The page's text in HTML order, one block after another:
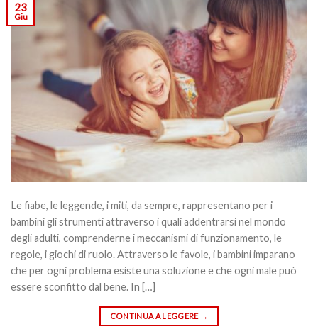
23
Giu
Le fiabe, le leggende, i miti, da sempre, rappresentano per i
bambini gli strumenti attraverso i quali addentrarsi nel mondo
degli adulti, comprenderne i meccanismi di funzionamento, le
regole, i giochi di ruolo. Attraverso le favole, i bambini imparano
che per ogni problema esiste una soluzione e che ogni male può
essere sconfitto dal bene. In […]
CONTINUA A LEGGERE →